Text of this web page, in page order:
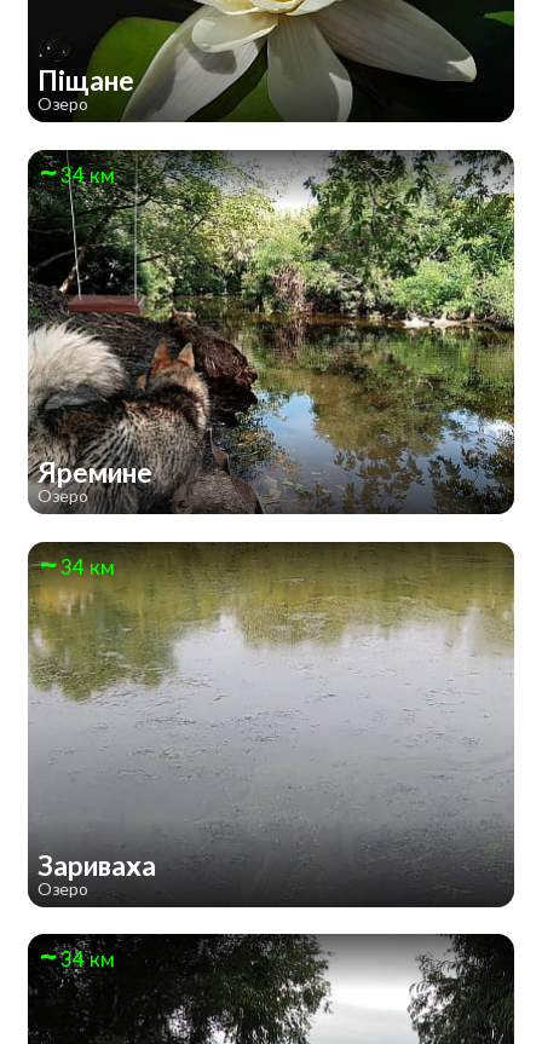
Піщане
Озеро
34 км
Яремине
Озеро
34 км
Зариваха
Озеро
34 км